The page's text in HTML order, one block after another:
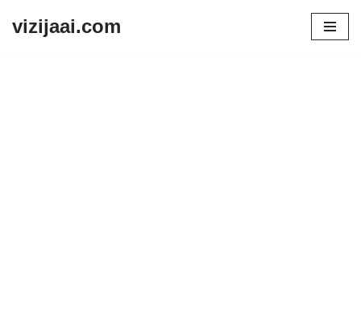
vizijaai.com